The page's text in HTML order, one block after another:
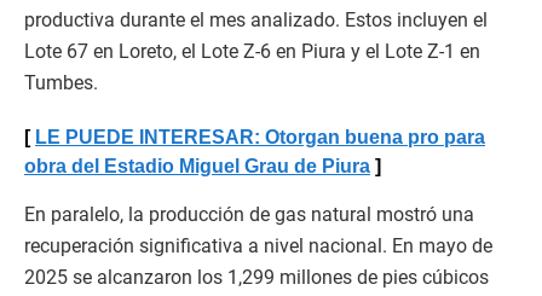
productiva durante el mes analizado. Estos incluyen el
Lote 67 en Loreto, el Lote Z-6 en Piura y el Lote Z-1 en
Tumbes.
LE PUEDE INTERESAR: Otorgan buena pro para
obra del Estadio Miguel Grau de Piura
En paralelo, la producción de gas natural mostró una
recuperación significativa a nivel nacional. En mayo de
2025 se alcanzaron los 1,299 millones de pies cúbicos